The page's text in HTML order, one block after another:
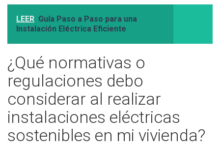
LEER Guía Paso a Paso para una
Instalación Eléctrica Eficiente
¿Qué normativas o
regulaciones debo
considerar al realizar
instalaciones eléctricas
sostenibles en mi vivienda?